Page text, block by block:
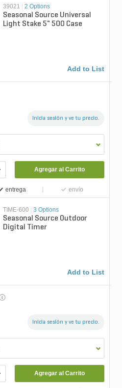
39021 | 2 Options
Seasonal Source Universal
Light Stake 5" 500 Case
Add to List
Inicia sesión y ve tu precio.
Agregar al Carrito
entrega envío
TIME-600 3 Options
Seasonal Source Outdoor
Digital Timer
Add to List
Inicia sesión y ve tu precio.
Agregar al Carrito